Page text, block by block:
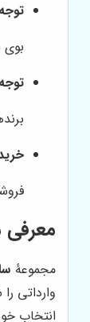
بوی
مجموعۀ
وارداتی
انتخاب